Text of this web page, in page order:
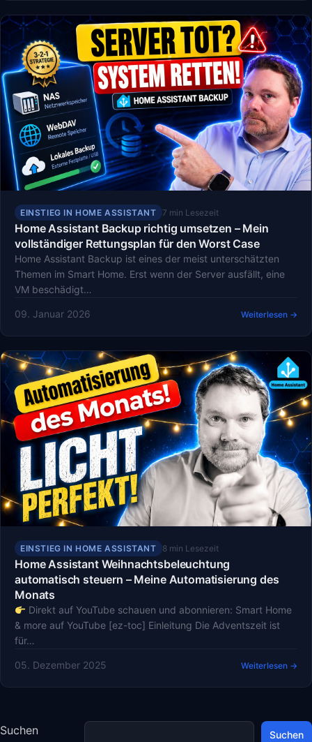
EINSTIEG IN HOME ASSISTANT 7 min Lesezeit
Home Assistant Backup richtig umsetzen – Mein
vollständiger Rettungsplan für den Worst Case
Home Assistant Backup ist eines der meist unterschätzten
Themen im Smart Home. Erst wenn der Server ausfällt, eine
VM beschädigt…
09. Januar 2026 Weiterlesen →
EINSTIEG IN HOME ASSISTANT 8 min Lesezeit
Home Assistant Weihnachtsbeleuchtung
automatisch steuern – Meine Automatisierung des
Monats
Direkt auf YouTube schauen und abonnieren: Smart Home
& more auf YouTube [ez-toc] Einleitung Die Adventszeit ist
für…
05. Dezember 2025 Weiterlesen →
Suchen Suchen